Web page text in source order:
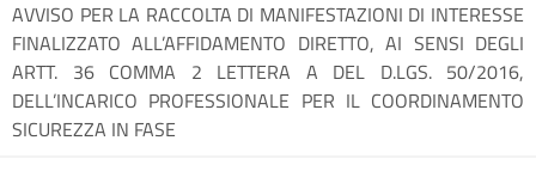
AVVISO PER LA RACCOLTA DI MANIFESTAZIONI DI INTERESSE
FINALIZZATO ALL’AFFIDAMENTO DIRETTO, AI SENSI DEGLI
ARTT. 36 COMMA 2 LETTERA A DEL D.LGS. 50/2016,
DELL’INCARICO PROFESSIONALE PER IL COORDINAMENTO
SICUREZZA IN FASE